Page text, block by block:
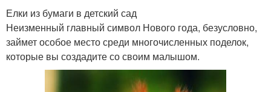
Елки из бумаги в детский сад
Неизменный главный символ Нового года, безусловно,
займет особое место среди многочисленных поделок,
которые вы создадите со своим малышом.